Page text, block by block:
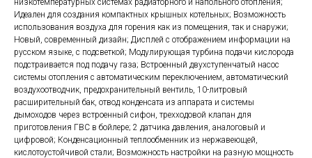
низкотемпературных системах радиаторного и напольного отопления;
Идеален для создания компактных крышных котельных; Возможность
использования воздуха для горения как из помещения, так и снаружи;
Новый, современный дизайн; Дисплей с отображением информации на
русском языке, с подсветкой; Модулирующая турбина подачи кислорода
подстраивается под подачу газа; Встроенный двухступенчатый насос
системы отопления с автоматическим переключением, автоматический
воздухоотводчик, предохранительный вентиль, 10-литровый
расширительный бак, отвод конденсата из аппарата и системы
дымоходов через встроенный сифон, трехходовой клапан для
приготовления ГВС в бойлере; 2 датчика давления, аналоговый и
цифровой; Конденсационный теплообменник из нержавеющей,
кислотоустойчивой стали; Возможность настройки на разную мощность